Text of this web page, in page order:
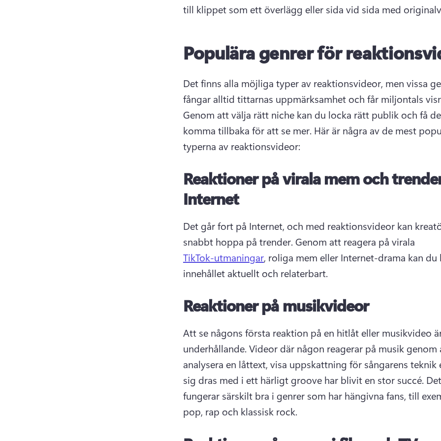
till klippet som ett överlägg eller sida vid sida med
Populära genrer för
Det finns alla möjliga typer av reaktionsvideor, men vissa
Genom att välja rätt niche kan du locka rätt publik och få
komma tillbaka för att se mer. Här är några av de mest
typerna av reaktionsvideor:
Reaktioner på virala mem och
Internet
Det går fort på Internet, och med reaktionsvideor kan
snabbt hoppa på trender. Genom att reagera på virala
TikTok-utmaningar, roliga mem eller Internet-drama kan du
innehållet aktuellt och relaterbart.
Reaktioner på musikvideor
Att se någons första reaktion på en hitlåt eller musikvideo
underhållande. Videor där någon reagerar på musik genom
analysera en låttext, visa uppskattning för sångarens teknik
sig dras med i ett härligt groove har blivit en stor succé. Det
fungerar särskilt bra i genrer som har hängivna fans, till
pop, rap och klassisk rock.